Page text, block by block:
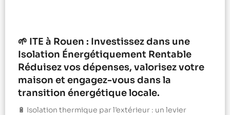
🌱 ITE à Rouen : Investissez dans une
Isolation Énergétiquement Rentable
Réduisez vos dépenses, valorisez votre
maison et engagez-vous dans la
transition énergétique locale.
🔋 Isolation thermique par l’extérieur : un levier